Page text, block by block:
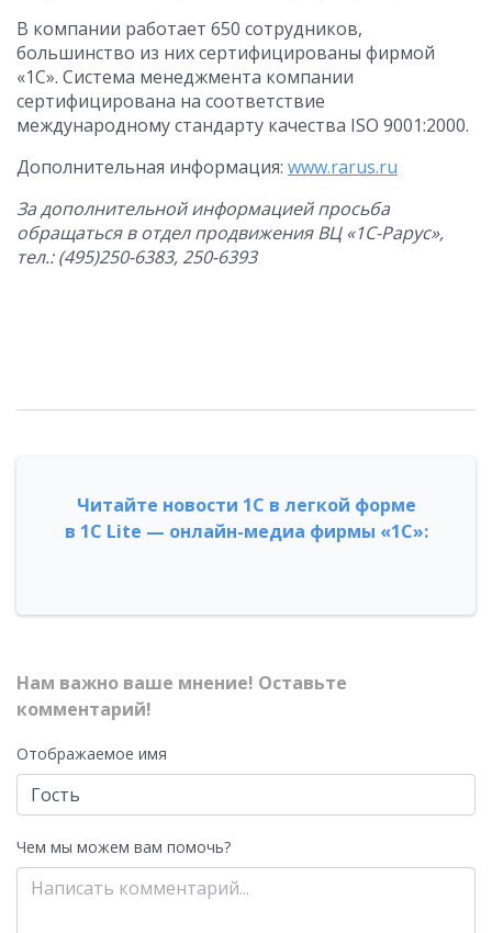
В компании работает 650 сотрудников,
большинство из них сертифицированы фирмой
«1С». Система менеджмента компании
сертифицирована на соответствие
международному стандарту качества ISO 9001:2000.
Дополнительная информация: www.rarus.ru
За дополнительной информацией просьба
обращаться в отдел продвижения ВЦ «1С-Рарус»,
тел.: (495)250-6383, 250-6393
Читайте новости 1С в легкой форме
в 1С Lite — онлайн-медиа фирмы «1С»:
Нам важно ваше мнение! Оставьте
комментарий!
Отображаемое имя
Чем мы можем вам помочь?